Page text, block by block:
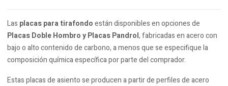
Las placas para tirafondoestán disponibles en opciones de
Placas Doble Hombro y Placas Pandrol, fabricadas en acero con
bajo o alto contenido de carbono, a menos que se especifique la
composición química específica por parte del comprador.
Estas placas de asiento se producen a partir de perfiles de acero